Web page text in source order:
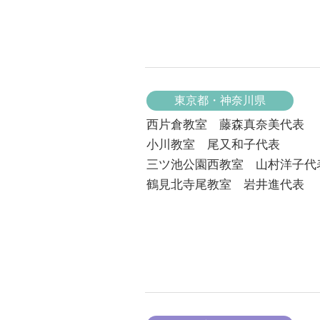
東京都・神奈川県
西片倉教室 藤森真奈美代表
小川教室 尾又和子代表
三ツ池公園西教室 山村洋子代
鶴見北寺尾教室 岩井進代表